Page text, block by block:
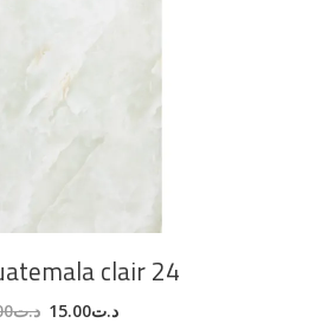
AU PANIER
clair 24
د.ت د.ت15.00